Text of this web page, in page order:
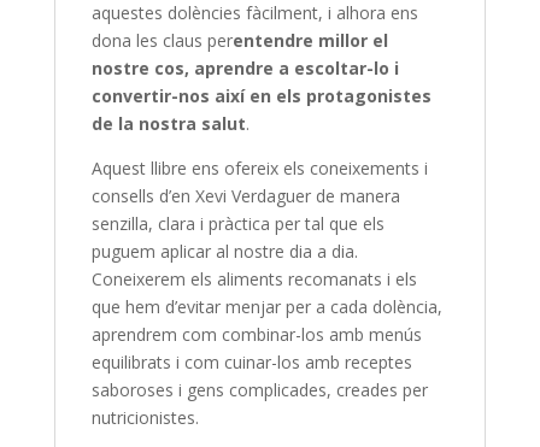
aquestes dolències fàcilment, i alhora ens
dona les claus perentendre millor el
nostre cos, aprendre a escoltar-lo i
convertir-nos així en els protagonistes
de la nostra salut.
Aquest llibre ens ofereix els coneixements i
consells d’en Xevi Verdaguer de manera
senzilla, clara i pràctica per tal que els
puguem aplicar al nostre dia a dia.
Coneixerem els aliments recomanats i els
que hem d’evitar menjar per a cada dolència,
aprendrem com combinar-los amb menús
equilibrats i com cuinar-los amb receptes
saboroses i gens complicades, creades per
nutricionistes.